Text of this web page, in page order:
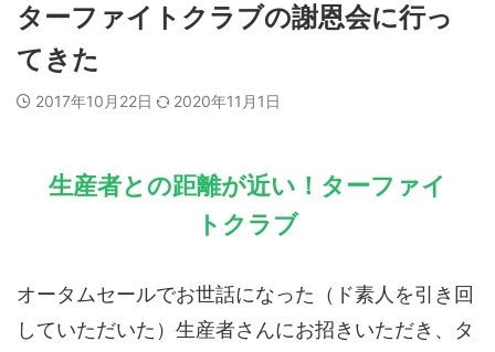
ターファイトクラブの謝恩会に行っ
てきた
2017年10月22日 2020年11月1日
生産者との距離が近い！ターファイ
トクラブ
オータムセールでお世話になった（ド素人を引き回
していただいた）生産者さんにお招きいただき、タ